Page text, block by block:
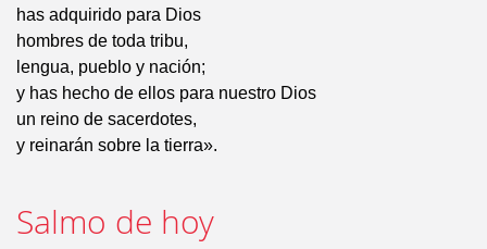
has adquirido para Dios
hombres de toda tribu,
lengua, pueblo y nación;
y has hecho de ellos para nuestro Dios
un reino de sacerdotes,
y reinarán sobre la tierra».
Salmo de hoy